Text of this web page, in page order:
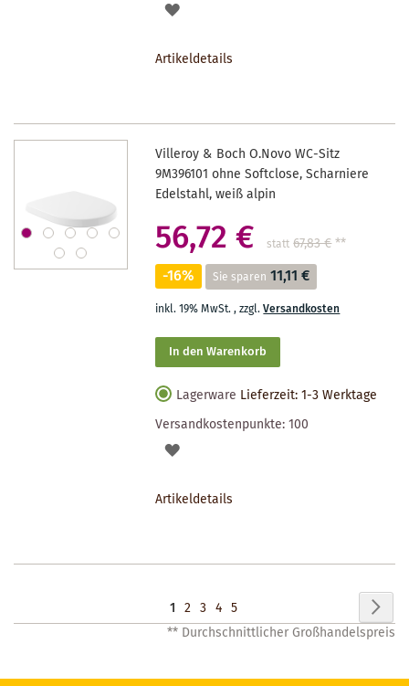
AUF
Artikeldetails
Villeroy & Boch O.Novo WC-Sitz
9M396101 ohne Softclose, Scharniere
Edelstahl, weiß alpin
56,72 € statt 67,83 €**
-16% Sie sparen 11,11 €
inkl. 19% MwSt.,zzgl.Versandkosten
In den Warenkorb
Lagerware Lieferzeit: 1-3 Werktage
Versandkostenpunkte:100
AUF
Artikeldetails
Seite
Sie
lesen
1 Seite
2 Seite
3 Seite
4 Seite
5
** Durchschnittlicher Großhandelspreis